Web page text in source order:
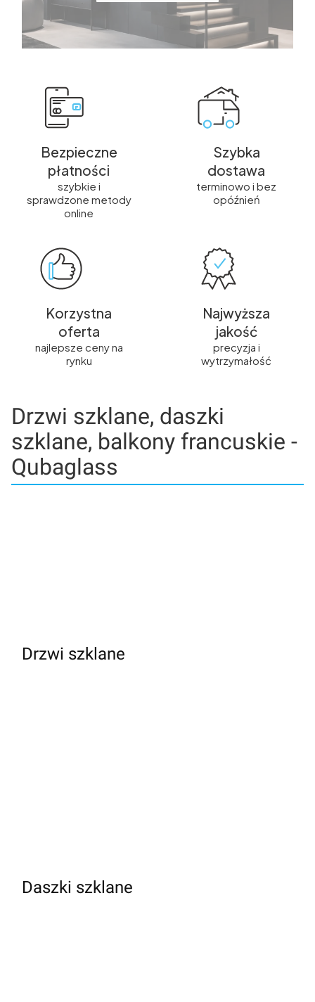
Bezpieczne
płatności
szybkie i
sprawdzone metody
online
Szybka
dostawa
terminowo i bez
opóźnień
Korzystna
oferta
najlepsze ceny na
rynku
Najwyższa
jakość
precyzja i
wytrzymałość
Drzwi szklane, daszki
szklane, balkony francuskie -
Qubaglass
Drzwi szklane
Daszki szklane